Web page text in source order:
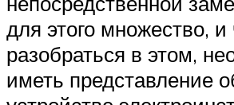
для этого множество,
разобраться в этом,
иметь представление